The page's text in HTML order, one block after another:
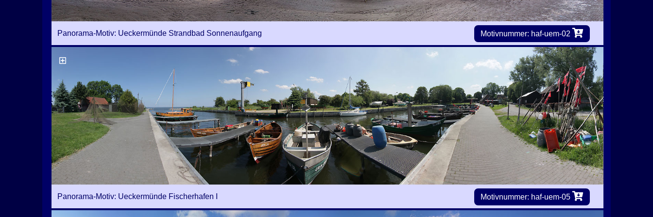
Panorama-Motiv: Ueckermünde Strandbad Sonnenaufgang Motivnummer: haf-uem-02
Panorama-Motiv: Ueckermünde Fischerhafen I Motivnummer: haf-uem-05